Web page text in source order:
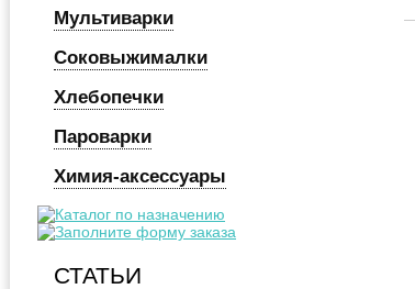
Мультиварки
Соковыжималки
Хлебопечки
Пароварки
Химия-аксессуары
СТАТЬИ